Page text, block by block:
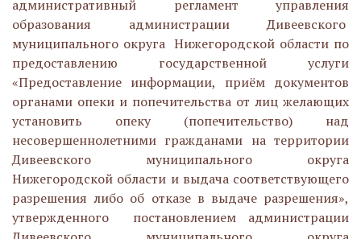
административный регламент управления
образования администрации Дивеевского
муниципального округа Нижегородской области по
предоставлению государственной услуги
«Предоставление информации, приём документов
органами опеки и попечительства от лиц желающих
установить опеку (попечительство) над
несовершеннолетними гражданами на территории
Дивеевского муниципального округа
Нижегородской области и выдача соответствующего
разрешения либо об отказе в выдаче разрешения»,
утвержденного постановлением администрации